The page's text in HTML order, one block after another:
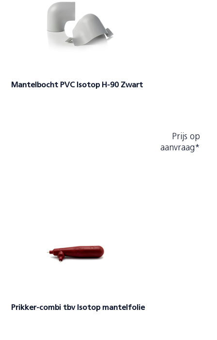
Mantelbocht PVC Isotop H-90 Zwart
Prijs op
aanvraag*
Prikker-combi tbv Isotop mantelfolie